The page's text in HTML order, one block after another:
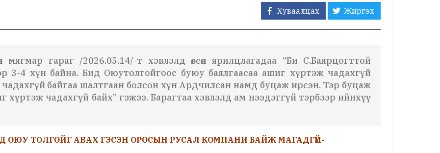
Хуваалцах Жиргэх
мягмар гараг /2026.05.14/-т хэвлэлд өгсөн ярилцлагадаа “Би С.Баярцогттой
3-4 хүн байна. Бид Оюутолгойгоос буюу баялгаасаа ашиг хүртэж чадахгүй
чадахгүй байгаа шалтгаан болсон хүн Ардчилсан намд буцаж ирсэн. Тэр буцаж
чадахгүй байх” гэжээ. Барагтаа хэвлэлд ам нээдэггүй тэрбээр ийнхүү
ОЮУ ТОЛГОЙГ АВАХ ГЭСЭН ОРОСЫН РУСАЛ КОМПАНИ БАЙЖ МАГАДГҮЙ-